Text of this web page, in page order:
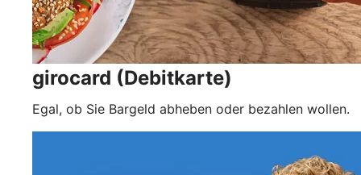
girocard (Debitkarte)
Egal, ob Sie Bargeld abheben oder bezahlen wollen.